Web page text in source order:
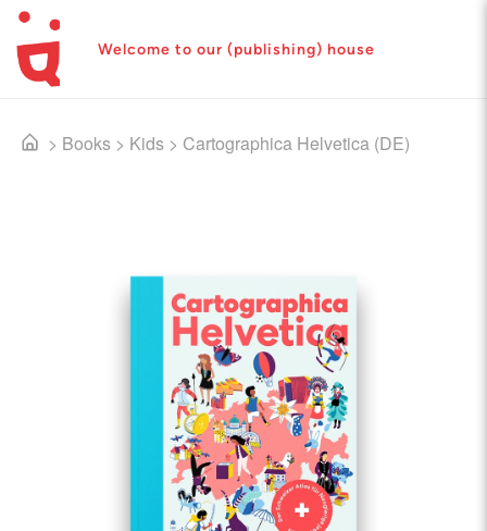
Welcome to our (publishing) house
> Books > Kids > Cartographica Helvetica (DE)